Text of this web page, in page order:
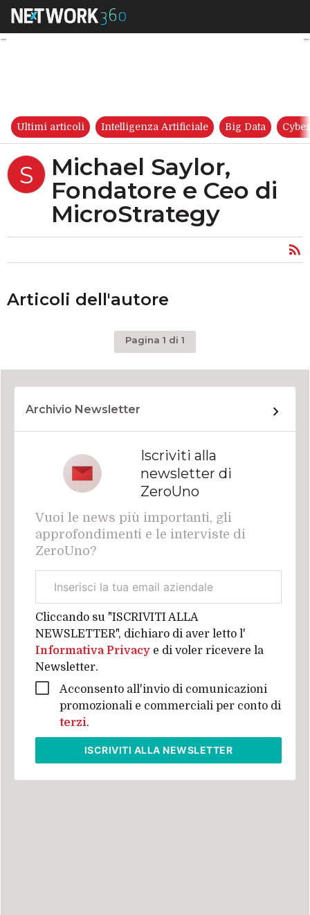
Michael Saylor, Fondatore e
Ultimi articoli Intelligenza Artificiale Big Data
S
Michael Saylor,
Fondatore e Ceo di
MicroStrategy
Articoli dell'autore
Pagina 1 di 1
Archivio Newsletter
Iscriviti alla
newsletter di
ZeroUno
Vuoi le news più importanti, gli
approfondimenti e le interviste di
ZeroUno?
aziendale
Cliccando su "ISCRIVITI ALLA
NEWSLETTER", dichiaro di aver letto l'
Informativa Privacy e di voler ricevere la
Newsletter.
Acconsento all'invio di comunicazioni
promozionali e commerciali per conto di
terzi.
ISCRIVITI ALLA NEWSLETTER